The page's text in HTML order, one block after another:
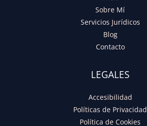
Sobre Mí
Servicios Jurídicos
Blog
Contacto
LEGALES
Accesibilidad
Políticas de Privacidad
Política de Cookies